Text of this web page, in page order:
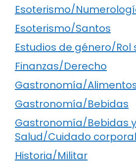
Esoterismo/
Esoterismo/Santos
Estudios de género/Rol
Finanzas/Derecho
Gastronomía/
Gastronomía/Bebidas
Gastronomía/Bebidas y
Salud/Cuidado corporal
Historia/Militar